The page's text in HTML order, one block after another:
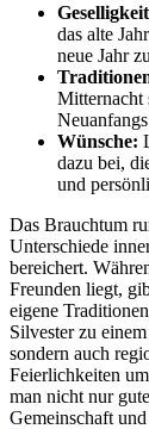
das alte
neue Jahr
Mitternacht
Wünsche:
dazu bei,
und
Das Brauchtum
Unterschiede
bereichert.
Freunden liegt,
eigene
Silvester zu
sondern auch
Feierlichkeiten
man nicht nur
Gemeinschaft